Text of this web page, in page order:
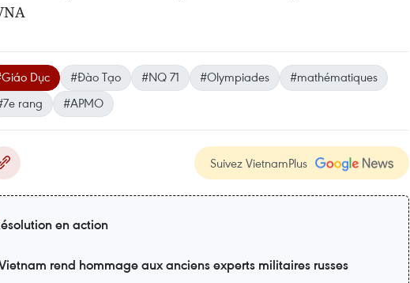
Dục #Đào Tạo #NQ 71 #Olympiades
#mathématiques
rang #APMO
Suivez VietnamPlus
en action
rend hommage aux anciens experts militaires russes